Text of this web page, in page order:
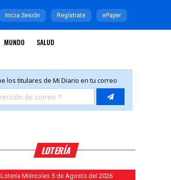
Inicia Sesión Regístrate ePaper
MUNDO SALUD
LOTERÍA
Lotería Miércoles 5 de Agosto del 2026